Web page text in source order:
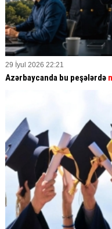
29 İyul 2026 22:21
Azərbaycanda bu peşələrdə